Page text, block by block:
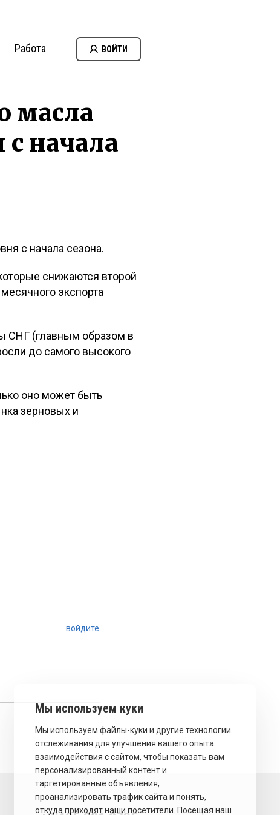
Работа ВОЙТИ
масла
с начала
с начала сезона.
снижаются второй
экспорта
СНГ (главным образом в
до самого высокого
оно может быть
зерновых и
войдите